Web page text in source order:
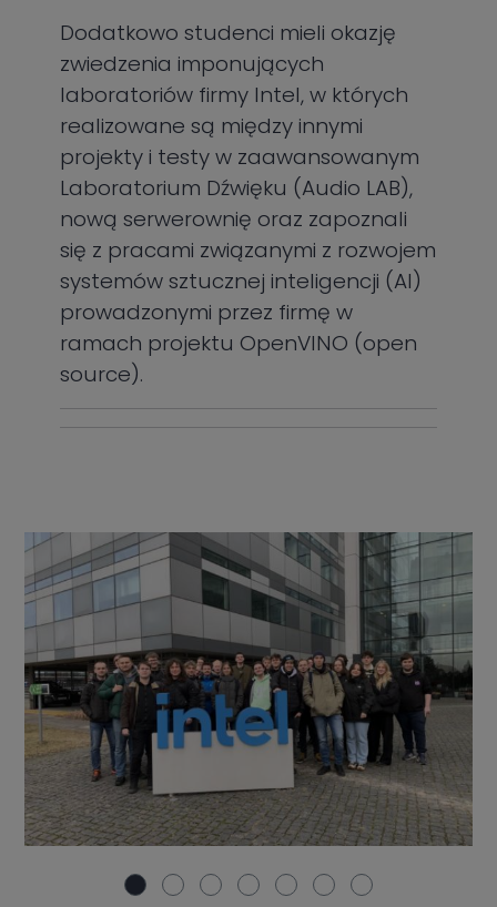
Dodatkowo studenci mieli okazję
zwiedzenia imponujących
laboratoriów firmy Intel, w których
realizowane są między innymi
projekty i testy w zaawansowanym
Laboratorium Dźwięku (Audio LAB),
nową serwerownię oraz zapoznali
się z pracami związanymi z rozwojem
systemów sztucznej inteligencji (AI)
prowadzonymi przez firmę w
ramach projektu OpenVINO (open
source).